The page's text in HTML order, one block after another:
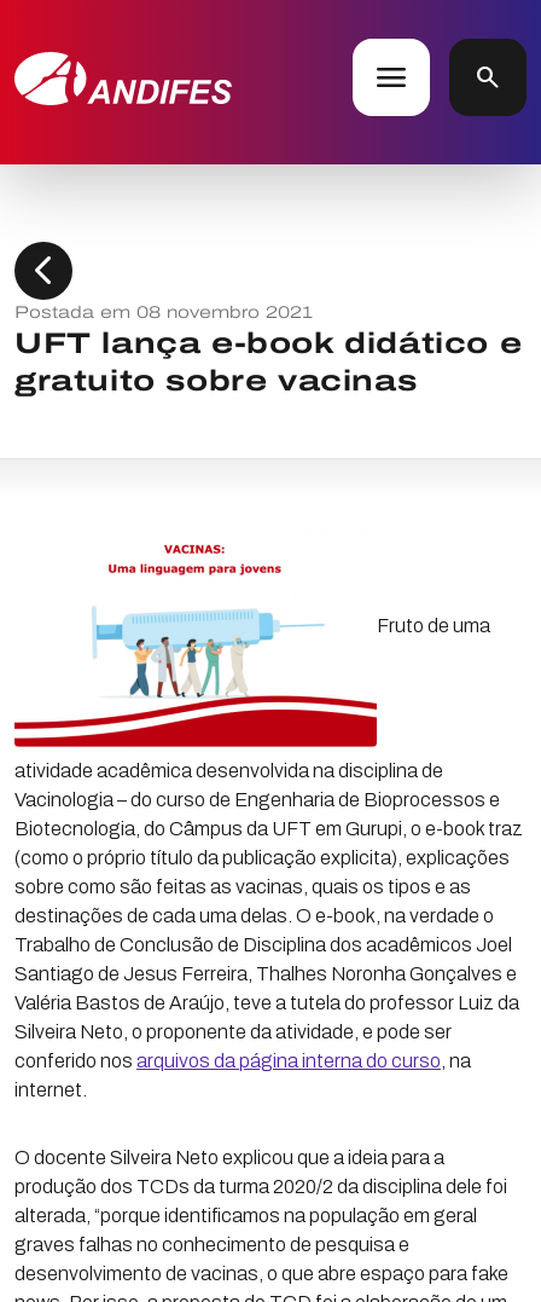
menu search
chevron_left
Postada em 08 novembro 2021
UFT lança e-book didático e
gratuito sobre vacinas
Fruto de uma
atividade acadêmica desenvolvida na disciplina de
Vacinologia – do curso de Engenharia de Bioprocessos e
Biotecnologia, do Câmpus da UFT em Gurupi, o e-book traz
(como o próprio título da publicação explicita), explicações
sobre como são feitas as vacinas, quais os tipos e as
destinações de cada uma delas. O e-book, na verdade o
Trabalho de Conclusão de Disciplina dos acadêmicos Joel
Santiago de Jesus Ferreira, Thalhes Noronha Gonçalves e
Valéria Bastos de Araújo, teve a tutela do professor Luiz da
Silveira Neto, o proponente da atividade, e pode ser
conferido nos arquivos da página interna do curso , na
internet.
O docente Silveira Neto explicou que a ideia para a
produção dos TCDs da turma 2020/2 da disciplina dele foi
alterada, “porque identificamos na população em geral
graves falhas no conhecimento de pesquisa e
desenvolvimento de vacinas, o que abre espaço para fake